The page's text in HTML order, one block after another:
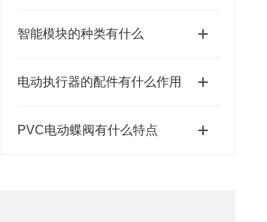
智能模块的种类有什么
电动执行器的配件有什么作用
PVC电动蝶阀有什么特点